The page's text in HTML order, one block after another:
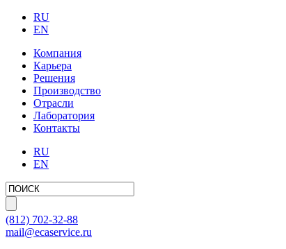
RU
EN
Компания
Карьера
Решения
Производство
Отрасли
Лаборатория
Контакты
RU
EN
(812) 702-32-88
mail@ecaservice.ru